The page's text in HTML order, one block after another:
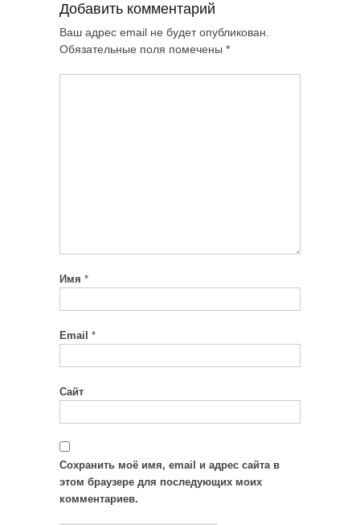
Добавить комментарий
Ваш адрес email не будет опубликован.
Обязательные поля помечены *
Имя *
Email *
Сайт
Сохранить моё имя, email и адрес сайта в
этом браузере для последующих моих
комментариев.